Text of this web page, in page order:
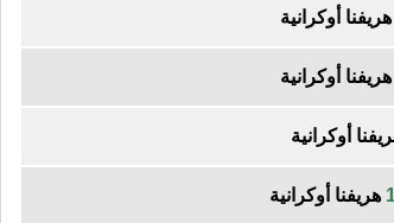
هريفنا أوكرانية
هريفنا أوكرانية
أوكرانية
هريفنا أوكرانية